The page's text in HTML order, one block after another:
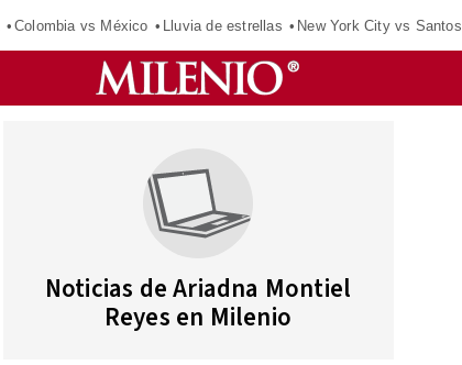
Colombia vs México Lluvia de estrellas New York City vs Santos
Noticias de Ariadna Montiel
Reyes en Milenio